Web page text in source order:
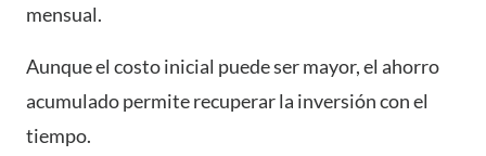
mensual.
Aunque el costo inicial puede ser mayor, el ahorro
acumulado permite recuperar la inversión con el
tiempo.